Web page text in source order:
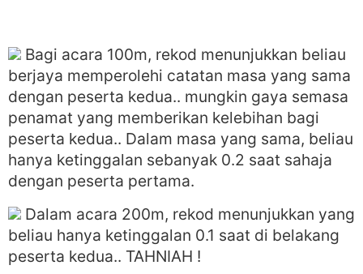
Bagi acara 100m, rekod menunjukkan beliau
berjaya memperolehi catatan masa yang sama
dengan peserta kedua.. mungkin gaya semasa
penamat yang memberikan kelebihan bagi
peserta kedua.. Dalam masa yang sama, beliau
hanya ketinggalan sebanyak 0.2 saat sahaja
dengan peserta pertama.
Dalam acara 200m, rekod menunjukkan yang
beliau hanya ketinggalan 0.1 saat di belakang
peserta kedua.. TAHNIAH !